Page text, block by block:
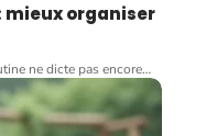
mieux organiser
ne dicte pas encore…